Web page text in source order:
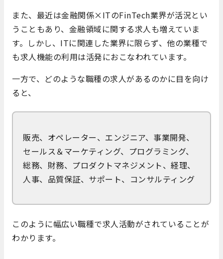
また、最近は金融関係×ITのFinTech業界が活況とい
うこともあり、金融領域に関する求人も増えていま
す。しかし、ITに関連した業界に限らず、他の業種で
も求人機能の利用は活発におこなわれています。
一方で、どのような職種の求人があるのかに目を向け
ると、
販売、オペレーター、エンジニア、事業開発、
セールス＆マーケティング、プログラミング、
総務、財務、プロダクトマネジメント、経理、
人事、品質保証、サポート、コンサルティング
このように幅広い職種で求人活動がされていることが
わかります。